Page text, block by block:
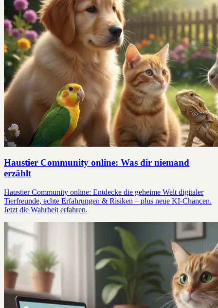
Haustier Community online: Was dir niemand
erzählt
Haustier Community online: Entdecke die geheime Welt digitaler
Tierfreunde, echte Erfahrungen & Risiken – plus neue KI-Chancen.
Jetzt die Wahrheit erfahren.